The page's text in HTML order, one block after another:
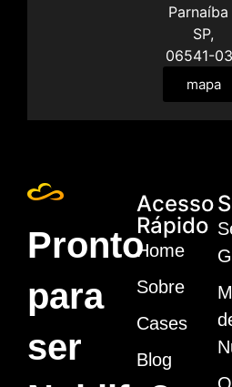
SP,
06541-
mapa
Pronto
para
ser
Acesso
Rápido
Home
Sobre
Cases
Blog